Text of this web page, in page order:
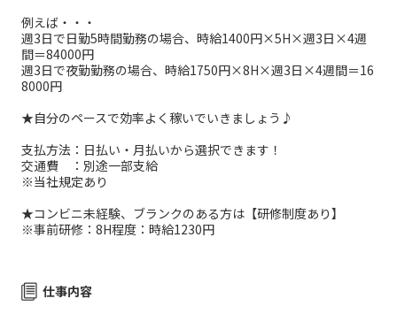
例えば・・・
週3日で日勤5時間勤務の場合、時給1400円×5H×週3日×4週
間＝84000円
週3日で夜勤勤務の場合、時給1750円×8H×週3日×4週間＝16
8000円
★自分のペースで効率よく稼いでいきましょう♪
支払方法：日払い・月払いから選択できます！
交通費 ：別途一部支給
※当社規定あり
★コンビニ未経験、ブランクのある方は【研修制度あり】
※事前研修：8H程度：時給1230円
仕事内容